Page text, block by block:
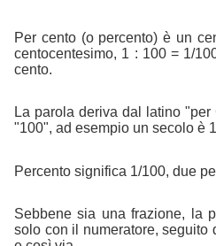
Per cento (o percento) è un
centocentesimo, 1 : 100 = 1/
cento.
La parola deriva dal latino
"100", ad esempio un secolo è
Percento significa 1/100, due
Sebbene sia una frazione, la
solo con il numeratore, seguito